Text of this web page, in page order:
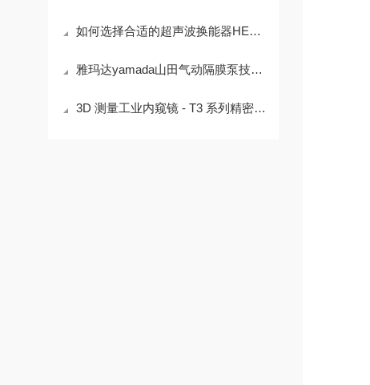
如何选择合适的超声波换能器HEC-45282提升系统性能？
雅玛达yamada山田气动隔膜泵技术参数
3D 测量工业内窥镜 - T3 系列精密无损检测方案